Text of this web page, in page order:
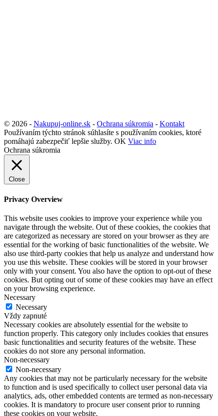
© 2026 - Nakupuj-online.sk - Ochrana súkromia - Kontakt
Používaním týchto stránok súhlasíte s používaním cookies, ktoré
pomáhajú zabezpečiť lepšie služby. OK Viac info
Ochrana súkromia
Close
Privacy Overview
This website uses cookies to improve your experience while you
navigate through the website. Out of these cookies, the cookies that
are categorized as necessary are stored on your browser as they are
essential for the working of basic functionalities of the website. We
also use third-party cookies that help us analyze and understand how
you use this website. These cookies will be stored in your browser
only with your consent. You also have the option to opt-out of these
cookies. But opting out of some of these cookies may have an effect
on your browsing experience.
Necessary
Necessary
Vždy zapnuté
Necessary cookies are absolutely essential for the website to
function properly. This category only includes cookies that ensures
basic functionalities and security features of the website. These
cookies do not store any personal information.
Non-necessary
Non-necessary
Any cookies that may not be particularly necessary for the website
to function and is used specifically to collect user personal data via
analytics, ads, other embedded contents are termed as non-necessary
cookies. It is mandatory to procure user consent prior to running
these cookies on your website.